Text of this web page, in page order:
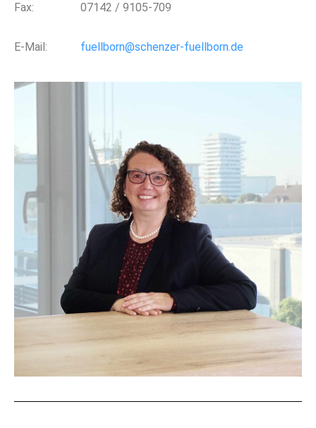
Fax:
07142 / 9105-709
E-Mail: fuellborn@schenzer-fuellborn.de